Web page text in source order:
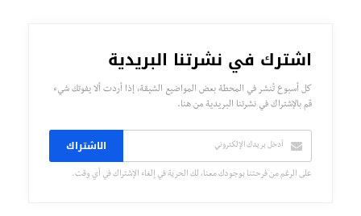
اشترك في نشرتنا البريدية
كل أسبوع تُنشر في المحطة بعض المواضيع الشيقة، إذا أردت ألا يفوتك شيء
قم بالإشتراك في نشرتنا البريدية من هنا.
الاشتراك
على الرغم من فرحتنا بوجودك معنا، لك الحرية في إلغاء الإشتراك في أي وقت.